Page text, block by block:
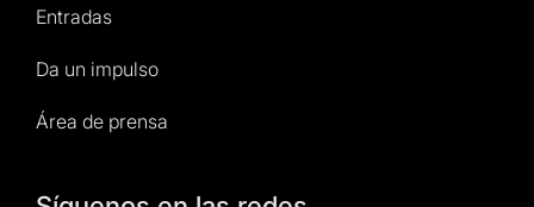
Entradas
Da un impulso
Área de prensa